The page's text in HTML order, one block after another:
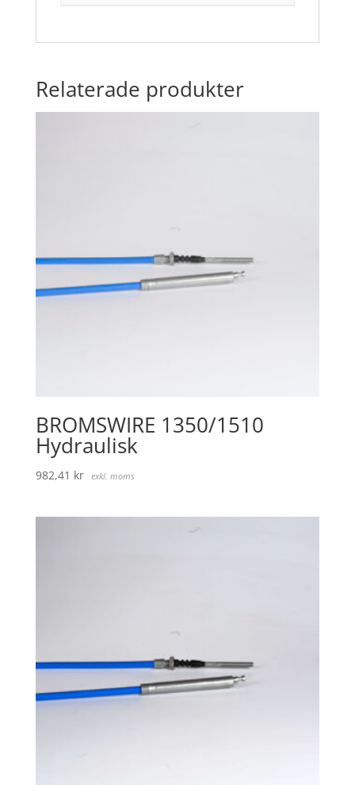
Relaterade produkter
BROMSWIRE 1350/1510
Hydraulisk
982,41 kr exkl. moms